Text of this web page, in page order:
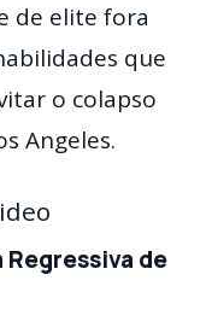
de elite fora
que
o colapso
Angeles.
de